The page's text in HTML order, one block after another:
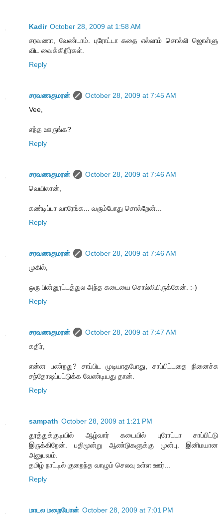
Kadir October 28, 2009 at 1:58 AM
சரவணா, வேண்டாம். புரோட்டா கதை எல்லாம் சொல்லி ஜொள்ளு
விட வைக்கிறிர்கள்.
Reply
சரவணகுமரன்
October 28, 2009 at 7:45 AM
Vee,
எந்த ஊருங்க?
Reply
சரவணகுமரன்
October 28, 2009 at 7:46 AM
வெயிலான்,
கண்டிப்பா வாரேங்க... வரும்போது சொல்றேன்...
Reply
சரவணகுமரன்
October 28, 2009 at 7:46 AM
முகில்,
ஒரு பின்னூட்டத்துல அந்த கடையை சொல்லியிருக்கேன். :-)
Reply
சரவணகுமரன்
October 28, 2009 at 7:47 AM
கதிர்,
என்ன பண்றது? சாப்பிட முடியாதபோது, சாப்பிட்டதை நினைச்சு
சந்தோஷப்பட்டுக்க வேண்டியது தான்.
Reply
sampath October 28, 2009 at 1:21 PM
தூத்துக்குடியில் ஆழ்வார் கடையில் புரோட்டா சாப்பிட்டு
இருக்கிறேன். பதிமூன்று ஆண்டுகளுக்கு முன்பு. இனிமயான
அனுபவம்.
தமிழ் நாட்டில் குறைந்த வாழும் செலவு உள்ள ஊர்...
Reply
மாடல மறையோன் October 28, 2009 at 7:01 PM